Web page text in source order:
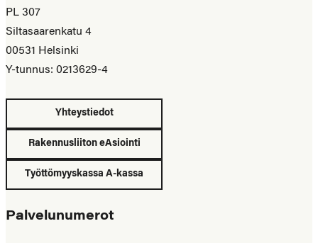
PL 307
Siltasaarenkatu 4
00531 Helsinki
Y-tunnus: 0213629-4
Yhteystiedot
Rakennusliiton eAsiointi
Työttömyyskassa A-kassa
Palvelunumerot